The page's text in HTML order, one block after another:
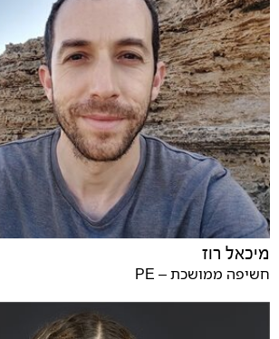
מיכאל רוז
חשיפה ממושכת – PE